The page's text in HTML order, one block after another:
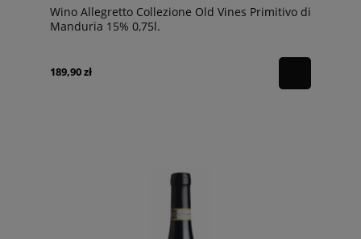
Wino Allegretto Collezione Old Vines Primitivo di
Manduria 15% 0,75l.
189,90 zł